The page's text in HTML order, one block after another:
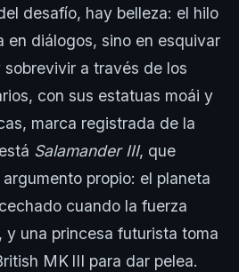
desafío, hay belleza: el hilo
en diálogos, sino en esquivar
a través de los
con sus estatuas moái y
marca registrada de la
Salamander III, que
propio: el planeta
cuando la fuerza
y una princesa futurista toma
MK III para dar pelea.